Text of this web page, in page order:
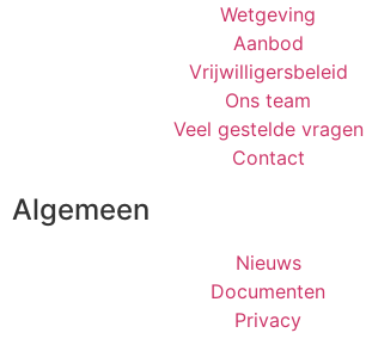
Wetgeving
Aanbod
Vrijwilligersbeleid
Ons team
Veel gestelde vragen
Contact
Algemeen
Nieuws
Documenten
Privacy